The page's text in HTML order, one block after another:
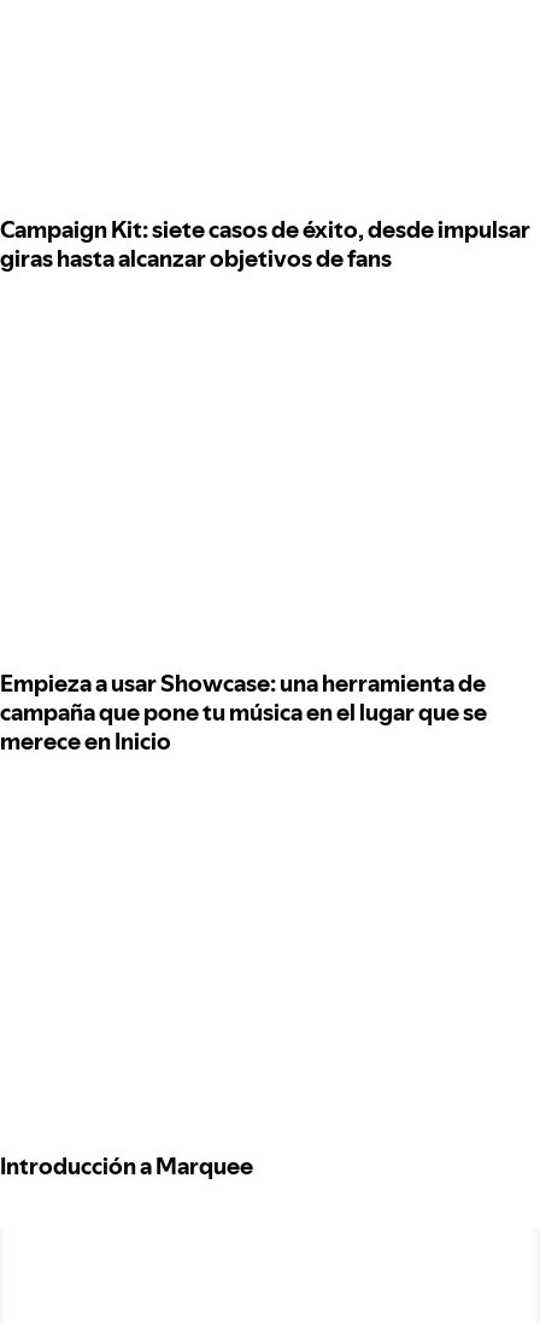
Campaign Kit: siete casos de éxito, desde impulsar
giras hasta alcanzar objetivos de fans
Empieza a usar Showcase: una herramienta de
campaña que pone tu música en el lugar que se
merece en Inicio
Introducción a Marquee